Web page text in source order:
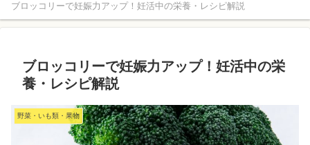
ブロッコリーで妊娠力アップ！妊活中の栄養・レシピ解説
ブロッコリーで妊娠力アップ！妊活中の栄
養・レシピ解説
野菜・いも類・果物